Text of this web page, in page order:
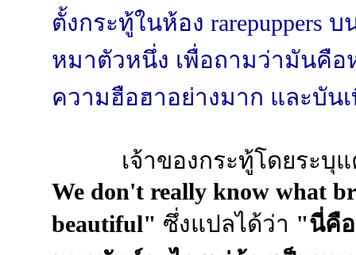
ตั้งกระทู้ในห้อง rarepuppers บ
หมาตัวหนึ่ง เพื่อถามว่ามันคือ
ความฮือฮาอย่างมาก และบั
เจ้าของกระทู้โดยระบุ
We don't really know what
beautiful" ซึ่งแปลได้ว่า "นี่คือ